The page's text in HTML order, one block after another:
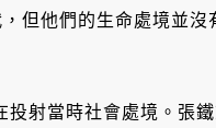
但他們的生命處境並沒
投射當時社會處境。張